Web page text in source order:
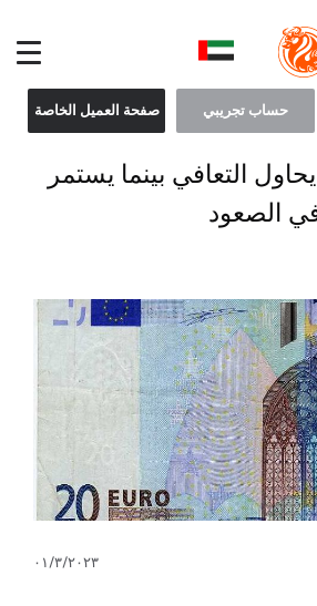
حساب تجريبي صفحة العميل الخاصة
زوج EUR/USD يحاول التعافي بينما يستمر
٠١/٣/٢٠٢٣